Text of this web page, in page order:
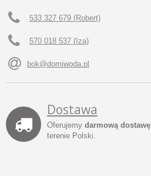
533 327 679 (Robert)
570 018 537 (Iza)
bok@domiwoda.pl
Dostawa
Oferujemy darmową dostawę
terenie Polski.